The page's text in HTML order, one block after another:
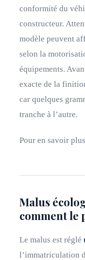
conformité du
constructeur.
modèle peuvent
selon la
équipements.
exacte de la
car quelques
tranche à l’autre.
Pour en savoir
Malus
comment le
Le malus est réglé
l’immatriculation